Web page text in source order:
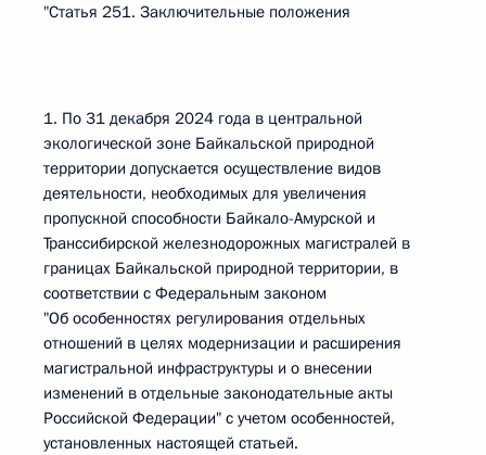
"Статья 251. Заключительные положения
1. По 31 декабря 2024 года в центральной
экологической зоне Байкальской природной
территории допускается осуществление видов
деятельности, необходимых для увеличения
пропускной способности Байкало-Амурской и
Транссибирской железнодорожных магистралей в
границах Байкальской природной территории, в
соответствии с Федеральным законом
"Об особенностях регулирования отдельных
отношений в целях модернизации и расширения
магистральной инфраструктуры и о внесении
изменений в отдельные законодательные акты
Российской Федерации" с учетом особенностей,
установленных настоящей статьей.